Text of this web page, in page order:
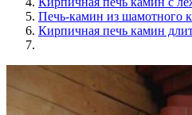
Печь-камин из шамотного
Кирпичная печь камин